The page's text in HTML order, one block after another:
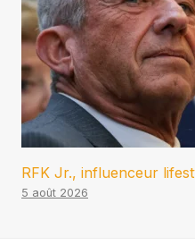
RFK Jr., influenceur
5 août 2026